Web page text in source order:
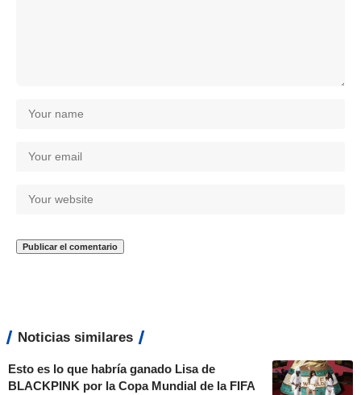
Noticias similares
Esto es lo que habría ganado Lisa de
BLACKPINK por la Copa Mundial de la FIFA